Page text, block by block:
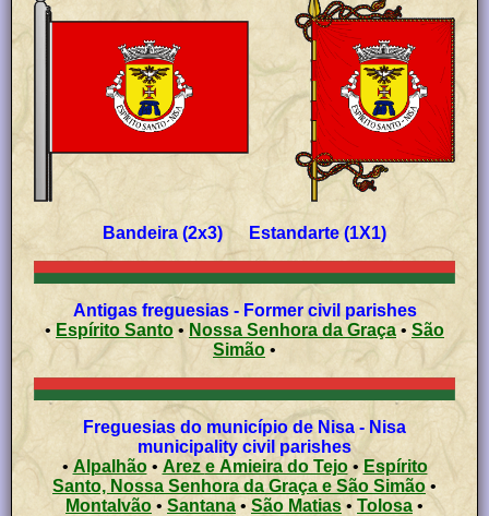
Bandeira (2x3) Estandarte (1X1)
Antigas freguesias - Former civil parishes
•
Espírito Santo• Nossa Senhora da Graça• São
Simão •
Freguesias do município de Nisa - Nisa
municipality civil parishes
• Alpalhão• Arez e Amieira do Tejo• Espírito
Santo, Nossa Senhora da Graça e São Simão•
Montalvão • Santana • São Matias • Tolosa •